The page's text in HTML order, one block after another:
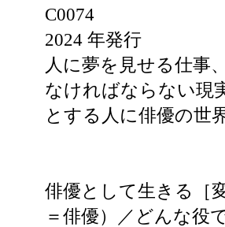
C0074
2024 年発行
人に夢を見せる仕事
なければならない現
とする人に俳優の世
俳優として生きる［
＝俳優）／どんな役